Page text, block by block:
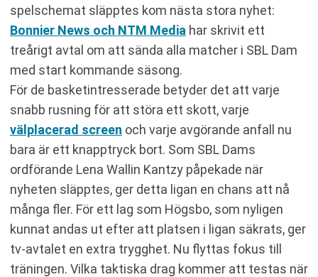
spelschemat släpptes kom nästa stora nyhet:
Bonnier News och NTM Media har skrivit ett
treårigt avtal om att sända alla matcher i SBL Dam
med start kommande säsong.
För de basketintresserade betyder det att varje
snabb rusning för att störa ett skott, varje
välplacerad screen och varje avgörande anfall nu
bara är ett knapptryck bort. Som SBL Dams
ordförande Lena Wallin Kantzy påpekade när
nyheten släpptes, ger detta ligan en chans att nå
många fler. För ett lag som Högsbo, som nyligen
kunnat andas ut efter att platsen i ligan säkrats, ger
tv-avtalet en extra trygghet. Nu flyttas fokus till
träningen. Vilka taktiska drag kommer att testas när